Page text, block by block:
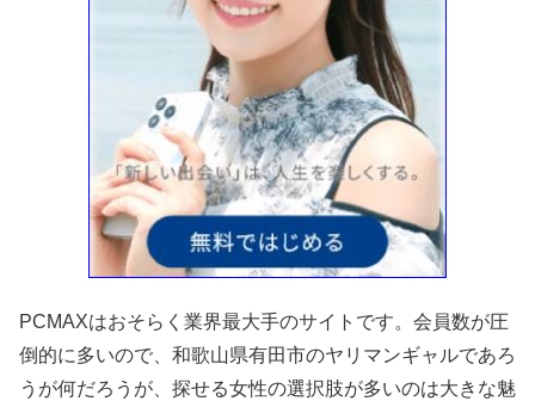
PCMAXはおそらく業界最大手のサイトです。会員数が圧
倒的に多いので、和歌山県有田市のヤリマンギャルであろ
うが何だろうが、探せる女性の選択肢が多いのは大きな魅